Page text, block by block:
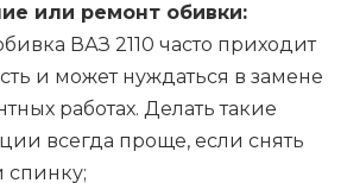
или ремонт обивки:
ВАЗ 2110 часто приходит
и может нуждаться в замене
работах. Делать такие
всегда проще, если снять
спинку;